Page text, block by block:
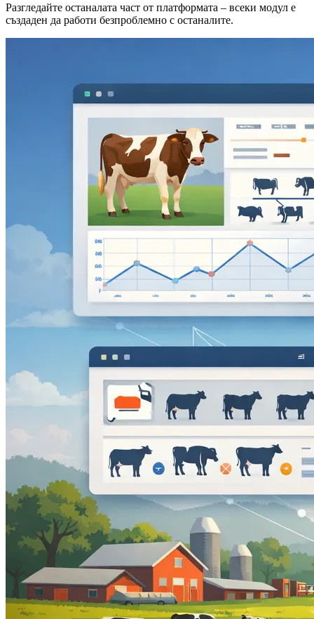
Разгледайте останалата част от платформата – всеки модул е
създаден да работи безпроблемно с останалите.